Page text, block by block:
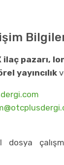
ilaç pazarı,
yayıncılık